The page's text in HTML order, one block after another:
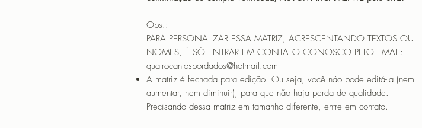
Obs.:
PARA PERSONALIZAR ESSA MATRIZ, ACRESCENTANDO TEXTOS OU
NOMES, É SÓ ENTRAR EM CONTATO CONOSCO PELO EMAIL:
quatrocantosbordados@hotmail.com
A matriz é fechada para edição. Ou seja, você não pode editá-la (nem
aumentar, nem diminuir), para que não haja perda de qualidade.
Precisando dessa matriz em tamanho diferente, entre em contato.